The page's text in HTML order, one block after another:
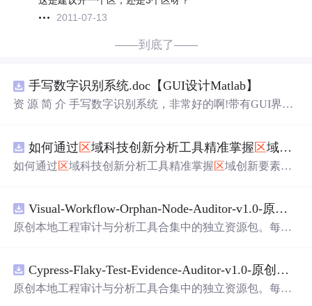
2011-07-13
——到底了——
手写数字识别系统.doc【GUI设计Matlab】
资 源 简 介 手写数字识别系统，非常好的啊!带有GUI界
带有直观的图形用户界面（GUI），非常容易使用。你只
需要将手写数字输入系统，它将立即给出准确的识别结
是一个非常方便和实用的工具，你一定会喜欢它的！
如何通过区域科技创新分析工具精准掌握区域创新要素分布与产业链融合现状？.docx
如何通过区域科技创新分析工具精准掌握区域创新要素分
Visual-Workflow-Orphan-Node-Auditor-v1.0-原创源码与文档.zip
原创本地工程审计与分析工具合集中的独立资源包。每个
README、运行说明、功能清单、MIT License及原创与授
权声明。解压后进入project目录，执行npm test验证算法，
Cypress-Flaky-Test-Evidence-Auditor-v1.0-原创源码与文档.zip
原创本地工程审计与分析工具合集中的独立资源包。每个